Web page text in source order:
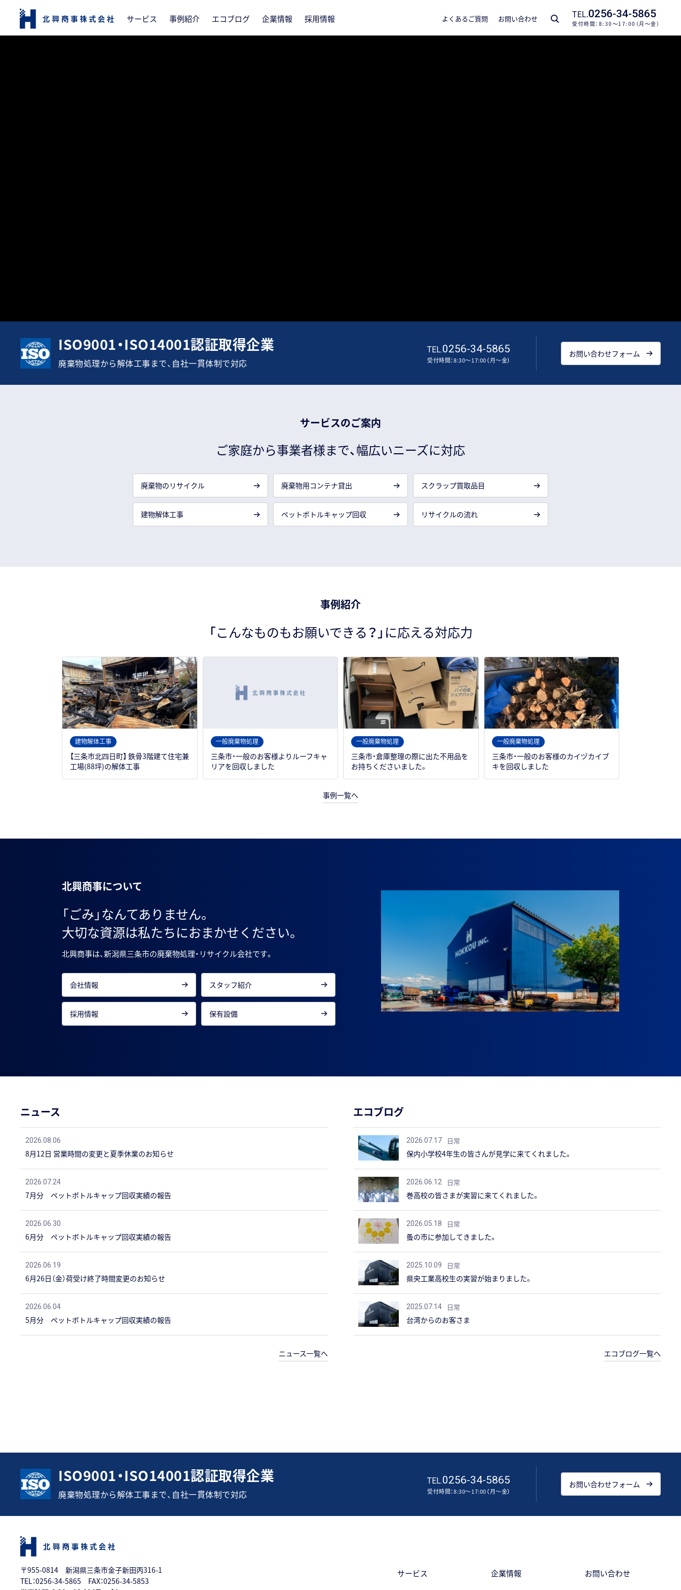
サービス 事例紹介 エコブログ 企業情報 採用情報 よくあるご質問 お問い合わせ TEL.0256-34-5865
受付時間：8:30～17:00（月～金）
ISO9001・ISO14001認証取得企業
廃棄物処理から解体工事まで、自社一貫体制で対応
TEL.0256-34-5865
受付時間：8:30～17:00（月～金）
お問い合わせフォーム
サービスのご案内
ご家庭から事業者様まで、幅広いニーズに対応
廃棄物のリサイクル 廃棄物用コンテナ貸出 スクラップ買取品目
建物解体工事 ペットボトルキャップ回収 リサイクルの流れ
事例紹介
「こんなものもお願いできる？」 に応える対応力
建物解体工事
【三条市北四日町】 鉄骨3階建て住宅兼
工場(88坪)の解体工事
一般廃棄物処理
三条市・一般のお客様よりルーフキャ
リアを回収しました
一般廃棄物処理
三条市・倉庫整理の際に出た不用品を
お持ちくださいました。
一般廃棄物処理
三条市・一般のお客様のカイヅカイブ
キを回収しました
事例一覧へ
北興商事について
「ごみ」なんてありません。
大切な資源は私たちにおまかせください。
北興商事は、新潟県三条市の廃棄物処理・リサイクル会社です。
会社情報 スタッフ紹介
採用情報 保有設備
ニュース
2026.08.06
8月12日 営業時間の変更と夏季休業のお知らせ
2026.07.24
7月分 ペットボトルキャップ回収実績の報告
2026.06.30
6月分 ペットボトルキャップ回収実績の報告
2026.06.19
6月26日（金）荷受け終了時間変更のお知らせ
2026.06.04
5月分 ペットボトルキャップ回収実績の報告
ニュース一覧へ
エコブログ
2026.07.17 日常
保内小学校4年生の皆さんが見学に来てくれました。
2026.06.12 日常
巻高校の皆さまが実習に来てくれました。
2026.05.18 日常
蚤の市に参加してきました。
2025.10.09 日常
県央工業高校生の実習が始まりました。
2025.07.14 日常
台湾からのお客さま
エコブログ一覧へ
ISO9001・ISO14001認証取得企業
廃棄物処理から解体工事まで、自社一貫体制で対応
TEL.0256-34-5865
受付時間：8:30～17:00（月～金）
お問い合わせフォーム
〒955-0814 新潟県三条市金子新田丙316-1
TEL：0256-34-5865 FAX：0256-34-5853
サービス 企業情報 お問い合わせ